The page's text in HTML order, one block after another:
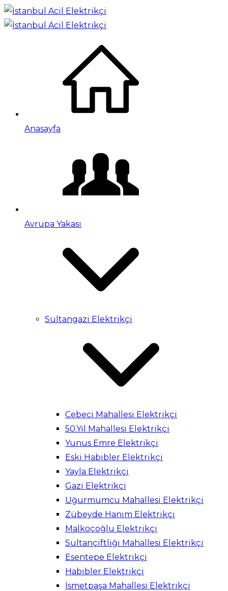
Anasayfa
Avrupa Yakası
Sultangazi Elektrikçi
Cebeci Mahallesi Elektrikçi
50.Yıl Mahallesi Elektrikçi
Yunus Emre Elektrikçi
Eski Habibler Elektrikçi
Yayla Elektrikçi
Gazi Elektrikçi
Uğurmumcu Mahallesi Elektrikçi
Zübeyde Hanım Elektrikçi
Malkoçoğlu Elektrikçi
Sultançiftliği Mahallesi Elektrikçi
Esentepe Elektrikçi
Habibler Elektrikçi
İsmetpaşa Mahallesi Elektrikçi